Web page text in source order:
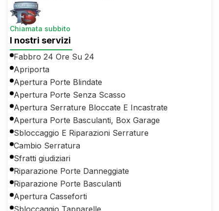
Chiamata subbito
I nostri servizi
Fabbro 24 Ore Su 24
Apriporta
Apertura Porte Blindate
Apertura Porte Senza Scasso
Apertura Serrature Bloccate E Incastrate
Apertura Porte Basculanti, Box Garage
Sbloccaggio E Riparazioni Serrature
Cambio Serratura
Sfratti giudiziari
Riparazione Porte Danneggiate
Riparazione Porte Basculanti
Apertura Casseforti
Sbloccaggio Tapparelle